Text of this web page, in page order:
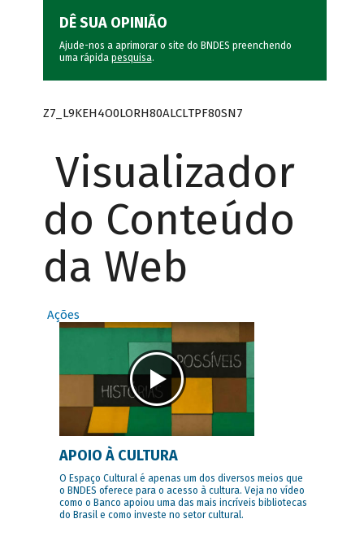
DÊ SUA OPINIÃO
Ajude-nos a aprimorar o site do BNDES preenchendo
uma rápida pesquisa.
Z7_L9KEH4O0LORH80ALCLTPF80SN7
Visualizador
do Conteúdo
da Web
Ações
APOIO À CULTURA
O Espaço Cultural é apenas um dos diversos meios que
o BNDES oferece para o acesso à cultura. Veja no vídeo
como o Banco apoiou uma das mais incríveis bibliotecas
do Brasil e como investe no setor cultural.